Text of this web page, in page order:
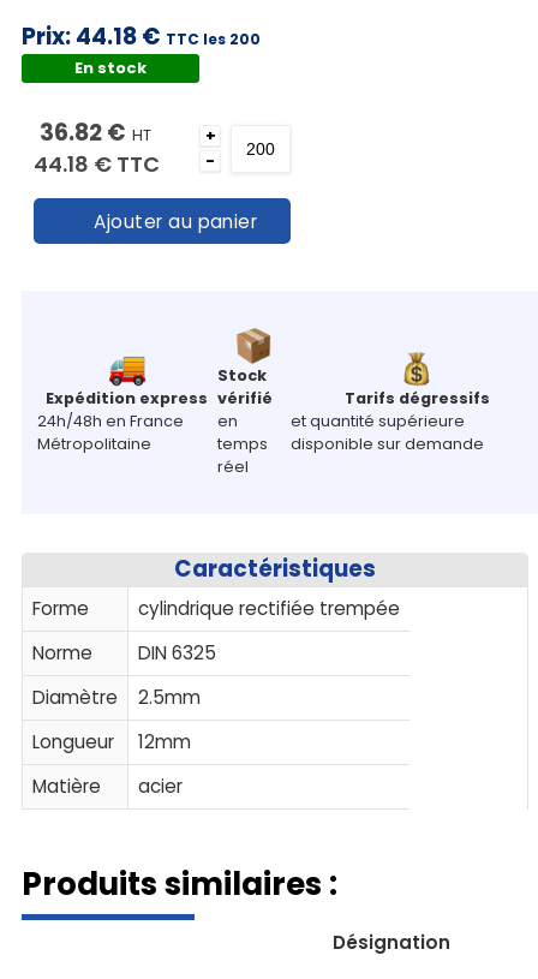
Prix:44.18 € TTC les 200
En stock
36.82 € HT
44.18 € TTC
+
-
Ajouter au panier
Expédition express
24h/48h en France
Métropolitaine
Stock
vérifié
en
temps
réel
Tarifs dégressifs
et quantité supérieure
disponible sur demande
Caractéristiques
Forme
cylindrique rectifiée trempée
Norme
DIN 6325
Diamètre
2.5mm
Longueur
12mm
Matière
acier
Produits similaires :
Désignation